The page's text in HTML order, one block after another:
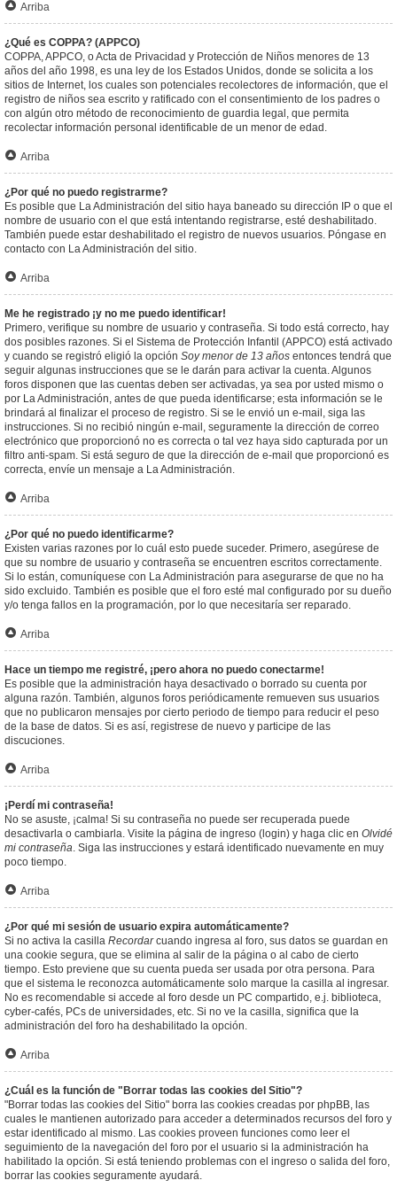
Arriba
¿Qué es COPPA? (APPCO)
COPPA, APPCO, o Acta de Privacidad y Protección de Niños menores de 13
años del año 1998, es una ley de los Estados Unidos, donde se solicita a los
sitios de Internet, los cuales son potenciales recolectores de información, que el
registro de niños sea escrito y ratificado con el consentimiento de los padres o
con algún otro método de reconocimiento de guardia legal, que permita
recolectar información personal identificable de un menor de edad.
Arriba
¿Por qué no puedo registrarme?
Es posible que La Administración del sitio haya baneado su dirección IP o que el
nombre de usuario con el que está intentando registrarse, esté deshabilitado.
También puede estar deshabilitado el registro de nuevos usuarios. Póngase en
contacto con La Administración del sitio.
Arriba
Me he registrado ¡y no me puedo identificar!
Primero, verifique su nombre de usuario y contraseña. Si todo está correcto, hay
dos posibles razones. Si el Sistema de Protección Infantil (APPCO) está activado
y cuando se registró eligió la opción Soy menor de 13 años entonces tendrá que
seguir algunas instrucciones que se le darán para activar la cuenta. Algunos
foros disponen que las cuentas deben ser activadas, ya sea por usted mismo o
por La Administración, antes de que pueda identificarse; esta información se le
brindará al finalizar el proceso de registro. Si se le envió un e-mail, siga las
instrucciones. Si no recibió ningún e-mail, seguramente la dirección de correo
electrónico que proporcionó no es correcta o tal vez haya sido capturada por un
filtro anti-spam. Si está seguro de que la dirección de e-mail que proporcionó es
correcta, envíe un mensaje a La Administración.
Arriba
¿Por qué no puedo identificarme?
Existen varias razones por lo cuál esto puede suceder. Primero, asegúrese de
que su nombre de usuario y contraseña se encuentren escritos correctamente.
Si lo están, comuníquese con La Administración para asegurarse de que no ha
sido excluido. También es posible que el foro esté mal configurado por su dueño
y/o tenga fallos en la programación, por lo que necesitaría ser reparado.
Arriba
Hace un tiempo me registré, ¡pero ahora no puedo conectarme!
Es posible que la administración haya desactivado o borrado su cuenta por
alguna razón. También, algunos foros periódicamente remueven sus usuarios
que no publicaron mensajes por cierto periodo de tiempo para reducir el peso
de la base de datos. Si es así, registrese de nuevo y participe de las
discuciones.
Arriba
¡Perdí mi contraseña!
No se asuste, ¡calma! Si su contraseña no puede ser recuperada puede
desactivarla o cambiarla. Visite la página de ingreso (login) y haga clic en Olvidé
mi contraseña. Siga las instrucciones y estará identificado nuevamente en muy
poco tiempo.
Arriba
¿Por qué mi sesión de usuario expira automáticamente?
Si no activa la casilla Recordarcuando ingresa al foro, sus datos se guardan en
una cookie segura, que se elimina al salir de la página o al cabo de cierto
tiempo. Esto previene que su cuenta pueda ser usada por otra persona. Para
que el sistema le reconozca automáticamente solo marque la casilla al ingresar.
No es recomendable si accede al foro desde un PC compartido, e.j. biblioteca,
cyber-cafés, PCs de universidades, etc. Si no ve la casilla, significa que la
administración del foro ha deshabilitado la opción.
Arriba
¿Cuál es la función de "Borrar todas las cookies del Sitio"?
"Borrar todas las cookies del Sitio" borra las cookies creadas por phpBB, las
cuales le mantienen autorizado para acceder a determinados recursos del foro y
estar identificado al mismo. Las cookies proveen funciones como leer el
seguimiento de la navegación del foro por el usuario si la administración ha
habilitado la opción. Si está teniendo problemas con el ingreso o salida del foro,
borrar las cookies seguramente ayudará.